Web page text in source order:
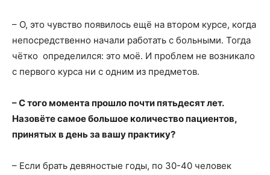
– О, это чувство появилось ещё на втором курсе, когда
непосредственно начали работать с больными. Тогда
чётко определился: это моё. И проблем не возникало
с первого курса ни с одним из предметов.
– С того момента прошло почти пятьдесят лет.
Назовёте самое большое количество пациентов,
принятых в день за вашу практику?
– Если брать девяностые годы, по 30-40 человек